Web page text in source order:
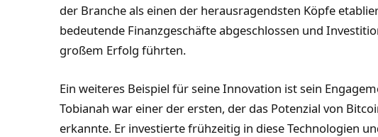
der Branche als einen der herausragendsten Köpfe
bedeutende Finanzgeschäfte abgeschlossen und
großem Erfolg führten.
Ein weiteres Beispiel für seine Innovation ist sein
Tobianah war einer der ersten, der das Potenzial von
erkannte. Er investierte frühzeitig in diese Technologien